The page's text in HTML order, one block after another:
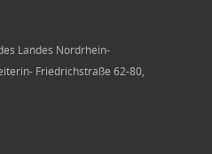
Landes Nordrhein-
Friedrichstraße 62-80,